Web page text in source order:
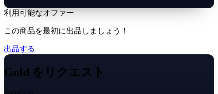
利用可能なオファー
この商品を最初に出品しましょう！
出品する
Gold をリクエスト